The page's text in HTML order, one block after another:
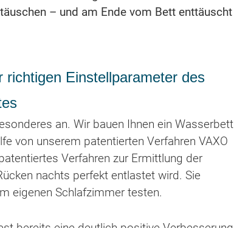
– und am Ende vom Bett enttäuscht
Einstellparameter des
an. Wir bauen Ihnen ein Wasserbett
von unserem patentierten Verfahren VAXO
Verfahren zur Ermittlung der
nachts perfekt entlastet wird. Sie
eigenen Schlafzimmer testen.